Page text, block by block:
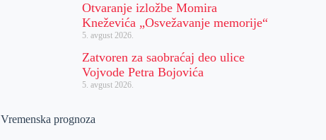
Otvaranje izložbe Momira
Kneževića „Osvežavanje memorije“
5. avgust 2026.
Zatvoren za saobraćaj deo ulice
Vojvode Petra Bojovića
5. avgust 2026.
Vremenska prognoza